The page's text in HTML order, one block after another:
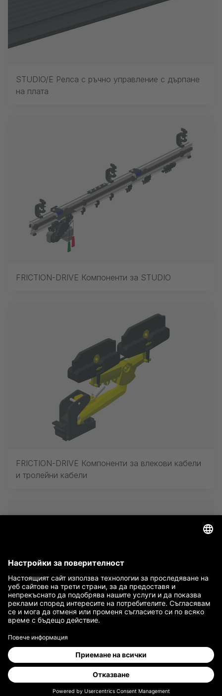
STUDIO/E Релса с ръчно управление с дърпане
на плата
FRICTION-DRIVE Компоненти за STUDIO
FRICTION-DRIVE Компоненти за влекови кабели
и тролейни кабели
G-FRAME Блокове за управление за
задвижвания FRICTION-DRIVES